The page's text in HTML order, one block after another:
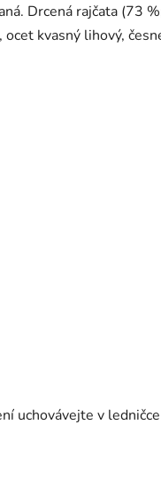
Drcená rajčata (73
kvasný lihový,
uchovávejte v